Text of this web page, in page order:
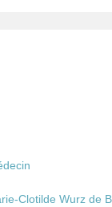
Clotilde Wurz de